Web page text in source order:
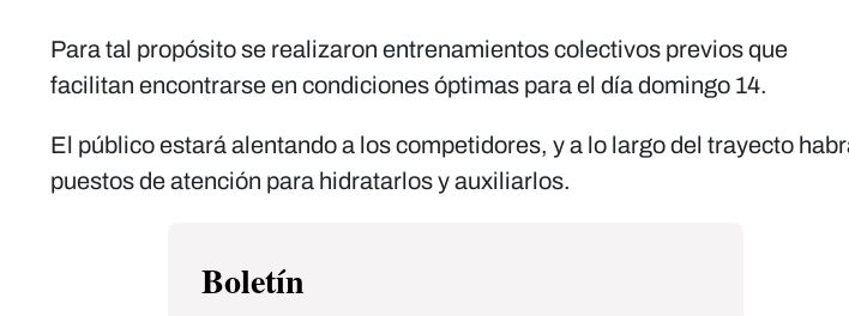
Para tal propósito se realizaron entrenamientos colectivos previos que
facilitan encontrarse en condiciones óptimas para el día domingo 14.
El público estará alentando a los competidores, y a lo largo del trayecto
puestos de atención para hidratarlos y auxiliarlos.
Boletín